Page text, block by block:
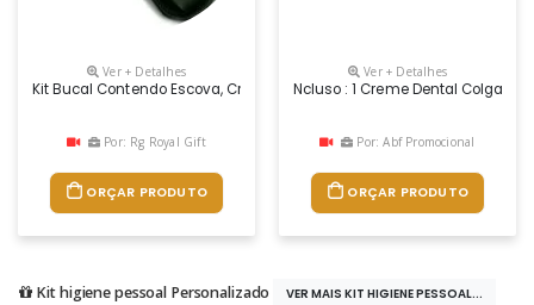
Ver + Detalhes
Kit Bucal Contendo Escova, Creme Dental E Fio Dental
Por: Rg Royal Gift
ORÇAR PRODUTO
Ver + Detalhes
Ncluso : 1 Creme Dental Colgate
Por: Abf Promocional
ORÇAR PRODUTO
Kit higiene pessoal Personalizado VER MAIS KIT HIGIENE PESSOAL...